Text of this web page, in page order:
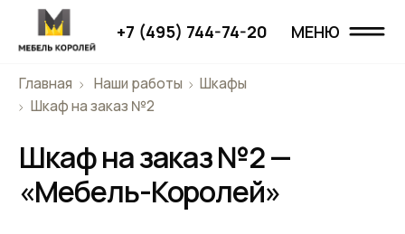
+7 (495) 744-74-20
Наши работы
Проекты
Главная
О компании
Шкаф на заказ №2
Шкаф на заказ №2 —